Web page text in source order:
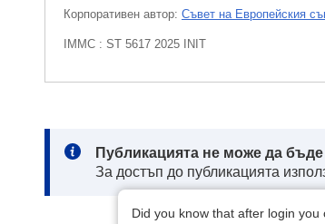
Корпоративен aвтор: Съвет на Европейския
IMMC : ST 5617 2025 INIT
Note:
Публикацията не може да
За достъп до публикацията
Did you know that after login you